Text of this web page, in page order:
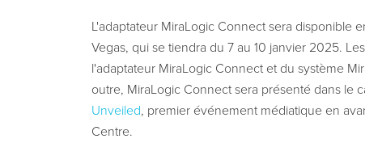
L'adaptateur MiraLogic Connect sera disponible
Vegas, qui se tiendra du 7 au 10 janvier 2025.
l'adaptateur MiraLogic Connect et du système
outre, MiraLogic Connect sera présenté dans le
Unveiled, premier événement médiatique en
Centre.